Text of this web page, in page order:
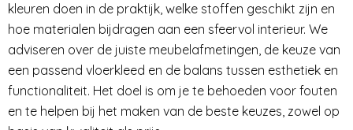
kleuren doen in de praktijk, welke stoffen geschikt zijn en
hoe materialen bijdragen aan een sfeervol interieur. We
adviseren over de juiste meubelafmetingen, de keuze van
een passend vloerkleed en de balans tussen esthetiek en
functionaliteit. Het doel is om je te behoeden voor fouten
en te helpen bij het maken van de beste keuzes, zowel op